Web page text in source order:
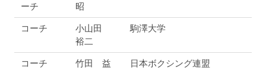
ーチ
昭
コーチ
小山田
裕二
駒澤大学
コーチ
竹田 益
日本ボクシング連盟